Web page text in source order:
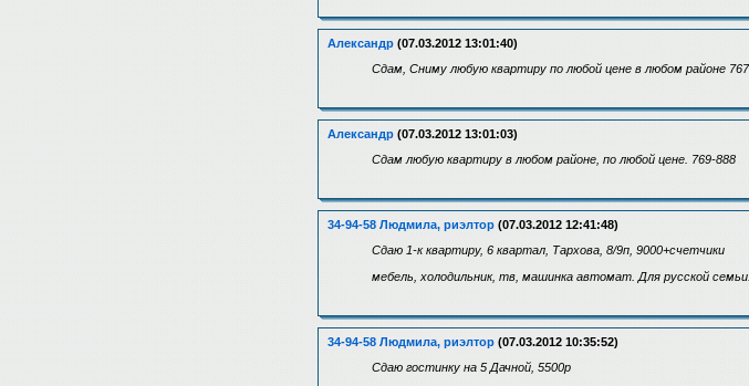
Александр (07.03.2012 13:01:40)
Сдам, Сниму любую квартиру по любой цене в любом районе
Александр (07.03.2012 13:01:03)
Сдам любую квартиру в любом районе, по любой цене. 769-888
34-94-58 Людмила, риэлтор (07.03.2012 12:41:48)
Сдаю 1-к квартиру, 6 квартал, Тархова, 8/9п, 9000+счетчики
мебель, холодильник, тв, машинка автомат. Для русской семьи.
34-94-58 Людмила, риэлтор (07.03.2012 10:35:52)
Сдаю гостинку на 5 Дачной, 5500р